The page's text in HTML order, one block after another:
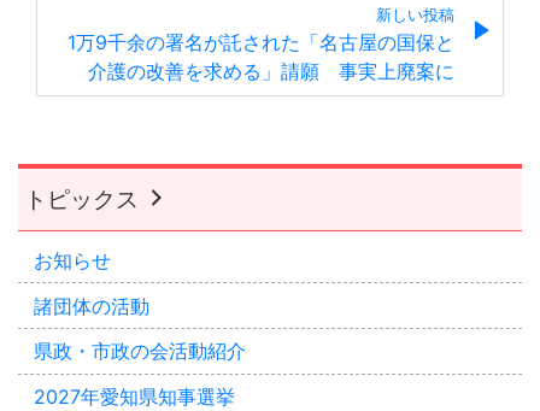
新しい投稿
1万9千余の署名が託された「名古屋の国保と
介護の改善を求める」請願 事実上廃案に
トピックス
お知らせ
諸団体の活動
県政・市政の会活動紹介
2027年愛知県知事選挙